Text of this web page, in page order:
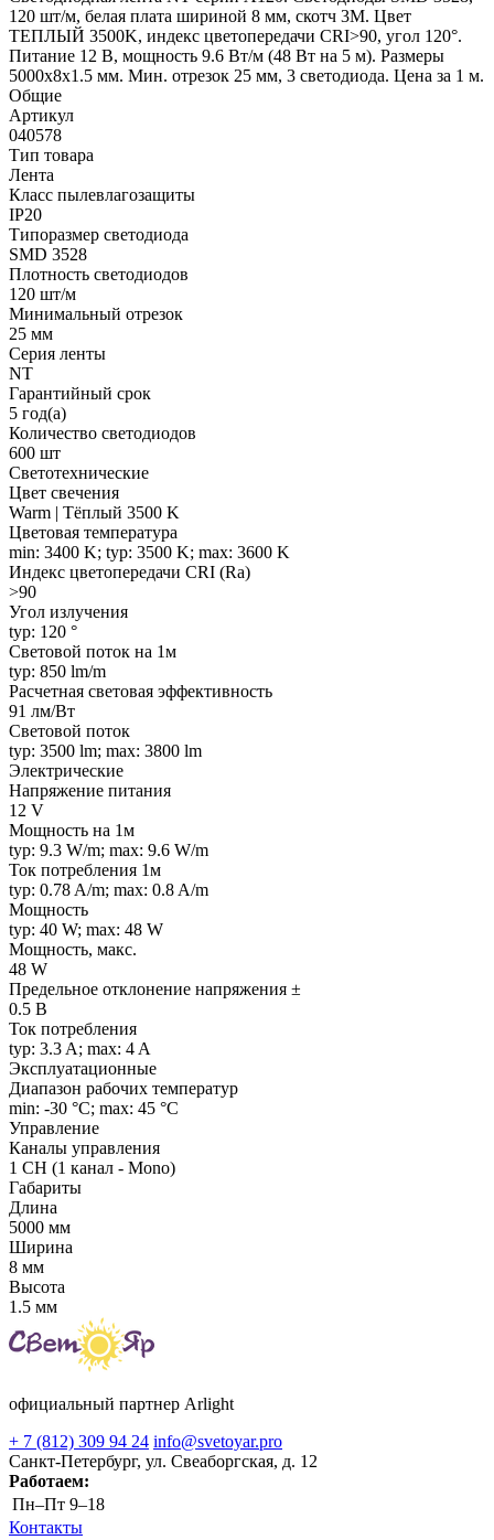
120 шт/м, белая плата шириной 8 мм, скотч 3M. Цвет
ТЕПЛЫЙ 3500K, индекс цветопередачи CRI>90, угол 120°.
Питание 12 В, мощность 9.6 Вт/м (48 Вт на 5 м). Размеры
5000x8x1.5 мм. Мин. отрезок 25 мм, 3 светодиода. Цена за 1 м.
Общие
Артикул
040578
Тип товара
Лента
Класс пылевлагозащиты
IP20
Типоразмер светодиода
SMD 3528
Плотность светодиодов
120 шт/м
Минимальный отрезок
25 мм
Серия ленты
NT
Гарантийный срок
5 год(а)
Количество светодиодов
600 шт
Светотехнические
Цвет свечения
Warm | Тёплый 3500 K
Цветовая температура
min: 3400 K; typ: 3500 K; max: 3600 K
Индекс цветопередачи CRI (Ra)
>90
Угол излучения
typ: 120 °
Световой поток на 1м
typ: 850 lm/m
Расчетная световая эффективность
91 лм/Вт
Световой поток
typ: 3500 lm; max: 3800 lm
Электрические
Напряжение питания
12 V
Мощность на 1м
typ: 9.3 W/m; max: 9.6 W/m
Ток потребления 1м
typ: 0.78 A/m; max: 0.8 A/m
Мощность
typ: 40 W; max: 48 W
Мощность, макс.
48 W
Предельное отклонение напряжения ±
0.5 В
Ток потребления
typ: 3.3 A; max: 4 A
Эксплуатационные
Диапазон рабочих температур
min: -30 °C; max: 45 °C
Управление
Каналы управления
1 CH (1 канал - Mono)
Габариты
Длина
5000 мм
Ширина
8 мм
Высота
1.5 мм
официальный партнер Arlight
+ 7 (812) 309 94 24 info@svetoyar.pro
Санкт-Петербург, ул. Свеаборгская, д. 12
Работаем:
Пн–Пт 9–18
Контакты